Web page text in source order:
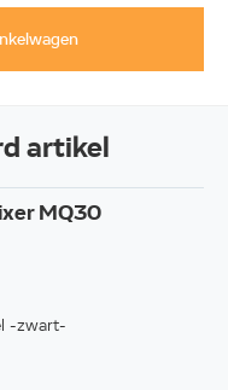
artikel
MQ30
-zwart-